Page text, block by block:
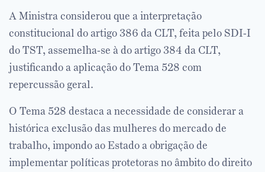
A Ministra considerou que a interpretação
constitucional do artigo 386 da CLT, feita pelo SDI-I
do TST, assemelha-se à do artigo 384 da CLT,
justificando a aplicação do Tema 528 com
repercussão geral.
O Tema 528 destaca a necessidade de considerar a
histórica exclusão das mulheres do mercado de
trabalho, impondo ao Estado a obrigação de
implementar políticas protetoras no âmbito do direito